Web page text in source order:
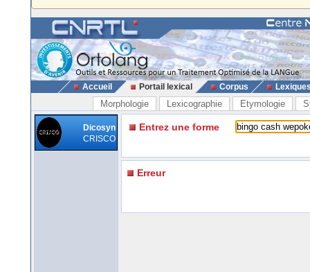
Accueil Portail lexical Corpus
Morphologie Lexicographie Etymologie
Dicosyn
CRISCO
Entrez une forme
Erreur